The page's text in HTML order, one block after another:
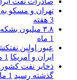
تهران و مسکو
3 هفته
۳.۸ میلیون بشکه نفت خام ایران از محاصره آمریکا عبور کرد
1 ماه
عبور اولین
ایران و آمریکا 1 ماه
گذشته رسید 1 ماه